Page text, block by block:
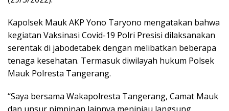
Kapolsek Mauk AKP Yono Taryono mengatakan bahwa
kegiatan Vaksinasi Covid-19 Polri Presisi dilaksanakan
serentak di jabodetabek dengan melibatkan beberapa
tenaga kesehatan. Termasuk diwilayah hukum Polsek
Mauk Polresta Tangerang.
“Saya bersama Wakapolresta Tangerang, Camat Mauk